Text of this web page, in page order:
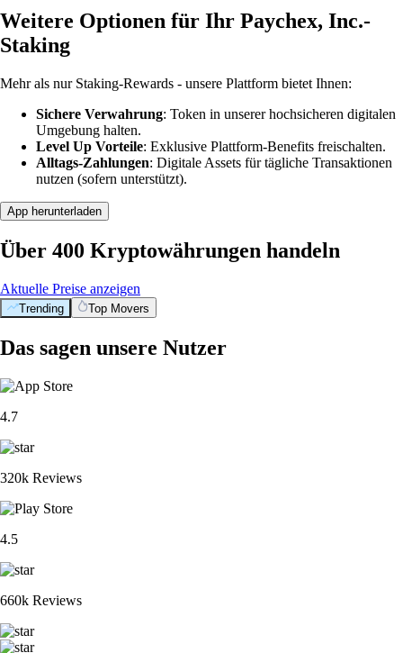
Weitere Optionen für Ihr Paychex, Inc.-
Staking
Mehr als nur Staking-Rewards - unsere Plattform bietet Ihnen:
Sichere Verwahrung: Token in unserer hochsicheren digitalen
Umgebung halten.
Level Up Vorteile: Exklusive Plattform-Benefits freischalten.
Alltags-Zahlungen: Digitale Assets für tägliche Transaktionen
nutzen (sofern unterstützt).
App herunterladen
Über 400 Kryptowährungen handeln
Aktuelle Preise anzeigen
Trending Top Movers
Das sagen unsere Nutzer
4.7
320k Reviews
4.5
660k Reviews